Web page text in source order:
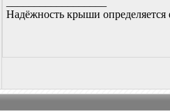
Надёжность крыши